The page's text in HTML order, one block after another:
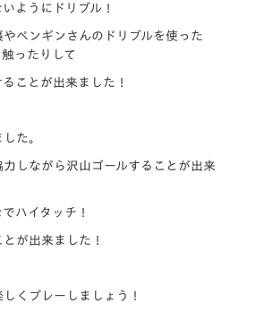
ようにドリブル！
ペンギンさんのドリブルを使った
ったりして
ことが出来ました！
た。
しながら沢山ゴールすることが出来
ハイタッチ！
が出来ました！
くプレーしましょう！